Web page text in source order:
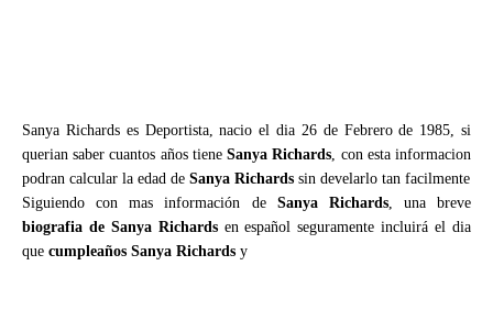
Sanya Richards es Deportista, nacio el dia 26 de Febrero de 1985, si
querian saber cuantos años tieneSanya Richards, con esta informacion
podran calcular la edad de Sanya Richards sin develarlo tan facilmente
Siguiendo con mas información de Sanya Richards, una breve
biografia de Sanya Richardsen español seguramente incluirá el dia
que cumpleaños Sanya Richards y